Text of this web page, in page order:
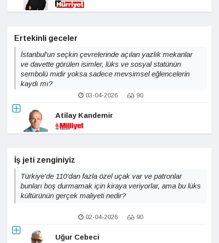
Ertekinli geceler
İstanbul'un seçkin çevrelerinde açılan yazlık mekanlar
ve davette görülen isimler, lüks ve sosyal statünün
sembolü midir yoksa sadece mevsimsel eğlencelerin
kaydı mı?
03-04-2026 90
Atilay Kandemir
İş jeti zenginiyiz
Türkiye'de 110'dan fazla özel uçak var ve patronlar
bunları boş durmamak için kiraya veriyorlar, ama bu lüks
kültürünün gerçek maliyeti nedir?
02-04-2026 90
Uğur Cebeci